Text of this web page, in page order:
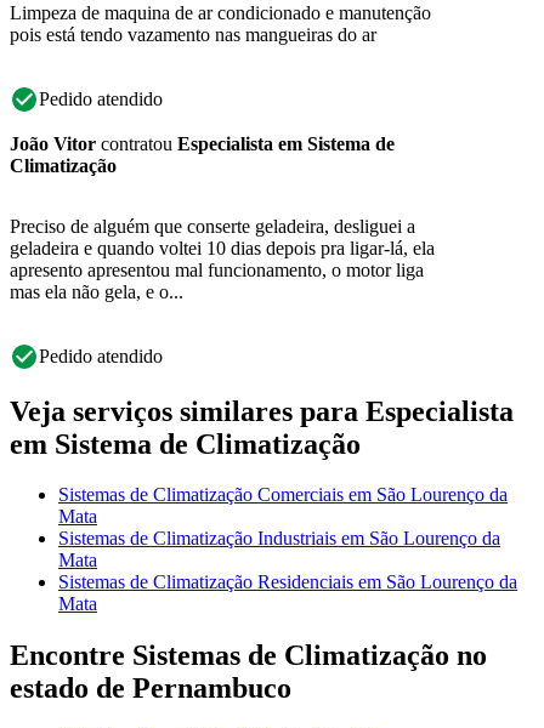
Limpeza de maquina de ar condicionado e manutenção
pois está tendo vazamento nas mangueiras do ar
Pedido atendido
João Vitor contratou Especialista em Sistema de
Climatização
Preciso de alguém que conserte geladeira, desliguei a
geladeira e quando voltei 10 dias depois pra ligar-lá, ela
apresento apresentou mal funcionamento, o motor liga
mas ela não gela, e o...
Pedido atendido
Veja serviços similares para Especialista
em Sistema de Climatização
Sistemas de Climatização Comerciais em São Lourenço da
Mata
Sistemas de Climatização Industriais em São Lourenço da
Mata
Sistemas de Climatização Residenciais em São Lourenço da
Mata
Encontre Sistemas de Climatização no
estado de Pernambuco